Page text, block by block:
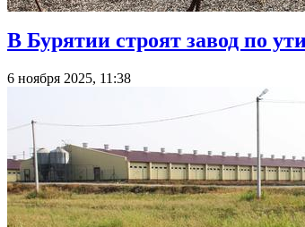
В Бурятии строят завод по
6 ноября 2025, 11:38